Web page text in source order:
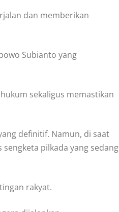
dan memberikan
Subianto yang
sekaligus memastikan
definitif. Namun, di saat
pilkada yang sedang
rakyat.